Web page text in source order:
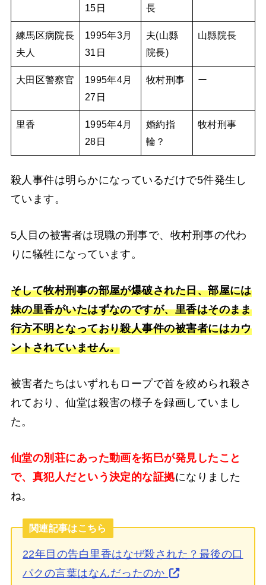
15日 長
練馬区病院長
夫人
1995年3月
31日
夫(山縣
院長)
山縣院長
大田区警察官
1995年4月
27日
牧村刑事 ー
里香
1995年4月
28日
婚約指
輪？
牧村刑事
殺人事件は明らかになっているだけで5件発生し
ています。
5人目の被害者は現職の刑事で、牧村刑事の代わ
りに犠牲になっています。
そして牧村刑事の部屋が爆破された日、部屋には
妹の里香がいたはずなのですが、里香はそのまま
行方不明となっており殺人事件の被害者にはカウ
ントされていません。
被害者たちはいずれもロープで首を絞められ殺さ
れており、仙堂は殺害の様子を録画していまし
た。
仙堂の別荘にあった動画を拓巳が発見したこと
で、真犯人だという決定的な証拠になりました
ね。
関連記事はこちら
22年目の告白里香はなぜ殺された？最後の口
パクの言葉はなんだったのか